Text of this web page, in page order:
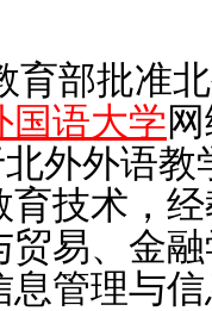
育部批准
国语大学
外外语
育技术，
易、金
息管理与